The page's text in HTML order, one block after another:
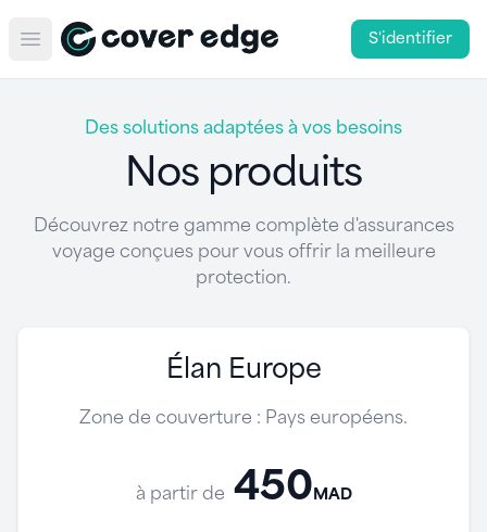
Open main menu
S'identifier
Des solutions adaptées à vos besoins
Nos produits
Découvrez notre gamme complète d'assurances
voyage conçues pour vous offrir la meilleure
protection.
Élan Europe
Zone de couverture : Pays européens.
à partir de 450 MAD